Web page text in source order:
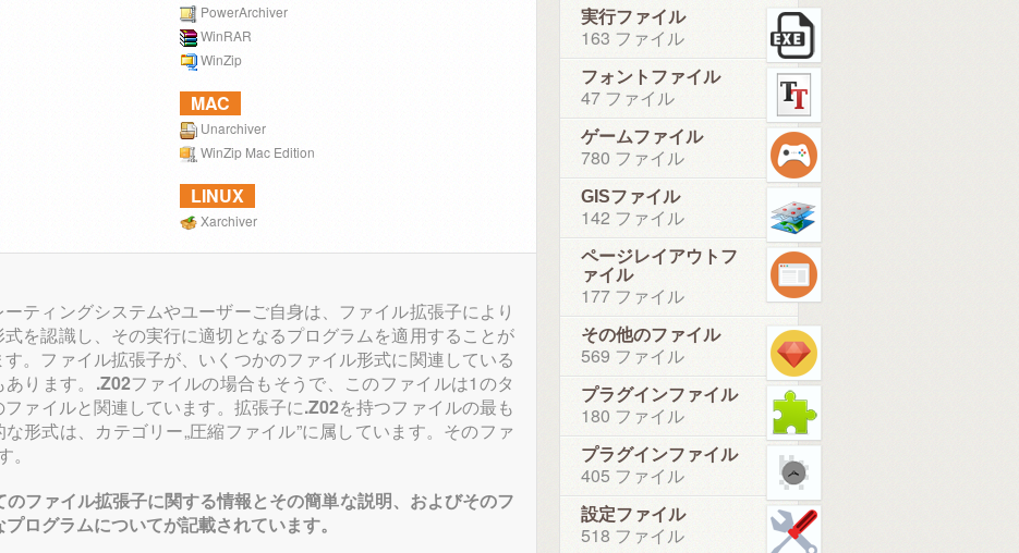
PowerArchiver
WinRAR
WinZip
MAC
Unarchiver
WinZip Mac Edition
LINUX
Xarchiver
ーティングシステムやユーザーご自身は、ファイル拡張子により
式を認識し、その実行に適切となるプログラムを適用することが
す。ファイル拡張子が、いくつかのファイル形式に関連している
ります。 .Z02ファイルの場合もそうで、このファイルは1のタ
ファイルと関連しています。拡張子に.Z02を持つファイルの最も
な形式は、カテゴリー„圧縮ファイル”に属しています。そのファ
ファイル拡張子に関する情報とその簡単な説明、およびそのフ
ログラムについてが記載されています。
実行ファイル
163 ファイル
フォントファイル
47 ファイル
ゲームファイル
780 ファイル
GISファイル
142 ファイル
ページレイアウトフ
ァイル
177 ファイル
その他のファイル
569 ファイル
プラグインファイル
180 ファイル
プラグインファイル
405 ファイル
設定ファイル
518 ファイル